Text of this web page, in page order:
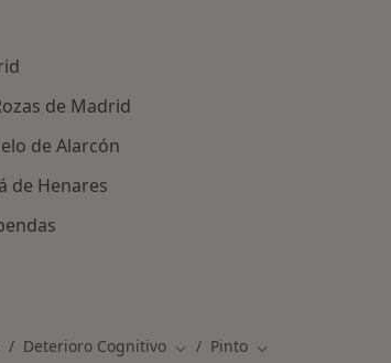
de Madrid
de Alarcón
de Henares
Deterioro Cognitivo Cambiar de ciudad
Pinto Cambiar de ciudad